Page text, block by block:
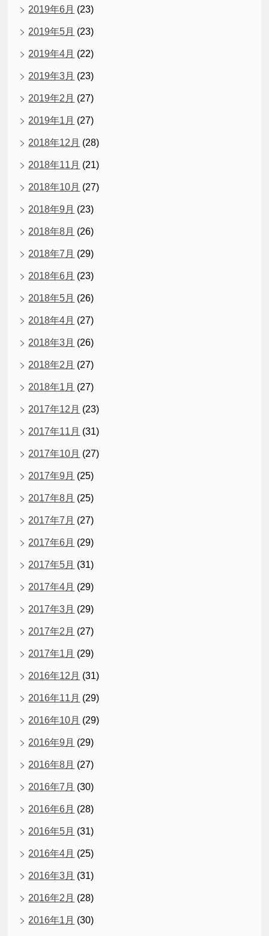
2019年6月 (23)
2019年5月 (23)
2019年4月 (22)
2019年3月 (23)
2019年2月 (27)
2019年1月 (27)
2018年12月 (28)
2018年11月 (21)
2018年10月 (27)
2018年9月 (23)
2018年8月 (26)
2018年7月 (29)
2018年6月 (23)
2018年5月 (26)
2018年4月 (27)
2018年3月 (26)
2018年2月 (27)
2018年1月 (27)
2017年12月 (23)
2017年11月 (31)
2017年10月 (27)
2017年9月 (25)
2017年8月 (25)
2017年7月 (27)
2017年6月 (29)
2017年5月 (31)
2017年4月 (29)
2017年3月 (29)
2017年2月 (27)
2017年1月 (29)
2016年12月 (31)
2016年11月 (29)
2016年10月 (29)
2016年9月 (29)
2016年8月 (27)
2016年7月 (30)
2016年6月 (28)
2016年5月 (31)
2016年4月 (25)
2016年3月 (31)
2016年2月 (28)
2016年1月 (30)